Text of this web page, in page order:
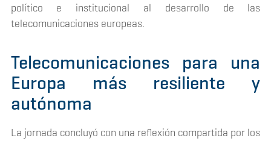
político e institucional al desarrollo de las
telecomunicaciones europeas.
Telecomunicaciones para una
Europa más resiliente y
autónoma
La jornada concluyó con una reflexión compartida por los